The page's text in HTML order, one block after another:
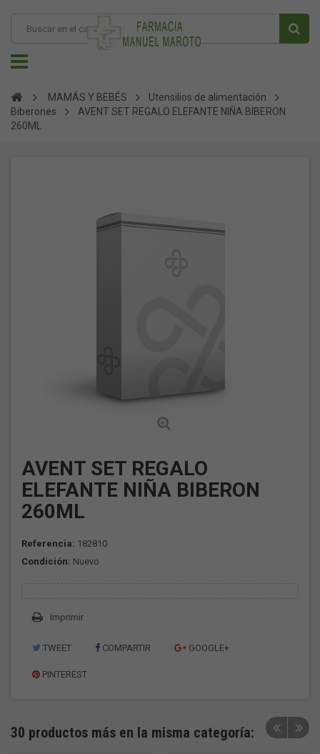
MAMÁS Y BEBÉS
Utensilios de alimentación
Biberones
AVENT SET REGALO ELEFANTE NIÑA BIBERON
260ML
AVENT SET REGALO
ELEFANTE NIÑA BIBERON
260ML
Referencia: 182810
Condición: Nuevo
Imprimir
TWEET COMPARTIR GOOGLE+
PINTEREST
30 productos más en la misma categoría: